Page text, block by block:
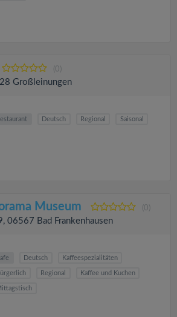
(0)
Großleinungen
Deutsch Regional Saisonal
Museum (0)
06567 Bad Frankenhausen
Deutsch Kaffeespezialitäten
Regional Kaffee und Kuchen